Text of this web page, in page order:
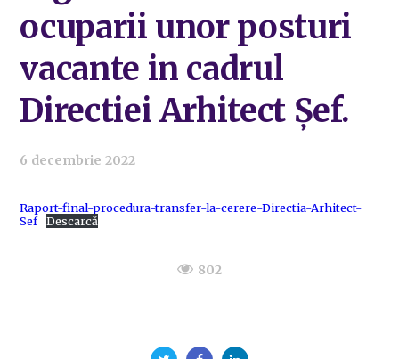
ocuparii unor posturi
vacante in cadrul
Directiei Arhitect Șef.
6 decembrie 2022
Raport-final-procedura-transfer-la-cerere-Directia-Arhitect-
Sef Descarcă
802